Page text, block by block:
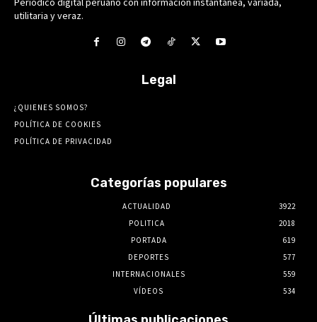
utilitaria y veraz.
Legal
¿QUIENES SOMOS?
POLÍTICA DE COOKIES
POLÍTICA DE PRIVACIDAD
Categorías populares
ACTUALIDAD
3922
POLITICA
2018
PORTADA
619
DEPORTES
577
INTERNACIONALES
559
VÍDEOS
534